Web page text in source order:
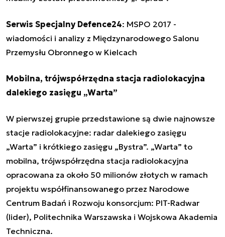
Serwis Specjalny Defence24: MSPO 2017 -
wiadomości i analizy z Międzynarodowego Salonu
Przemysłu Obronnego w Kielcach
Mobilna, trójwspółrzędna stacja radiolokacyjna
dalekiego zasięgu „Warta”
W pierwszej grupie przedstawione są dwie najnowsze
stacje radiolokacyjne: radar dalekiego zasięgu
„Warta” i krótkiego zasięgu „Bystra”. „Warta” to
mobilna, trójwspółrzędna stacja radiolokacyjna
opracowana za około 50 milionów złotych w ramach
projektu współfinansowanego przez Narodowe
Centrum Badań i Rozwoju konsorcjum: PIT-Radwar
(lider), Politechnika Warszawska i Wojskowa Akademia
Techniczna.